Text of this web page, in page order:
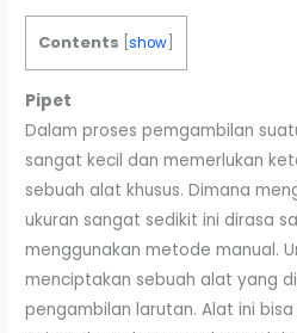
Contents [show
Pipet
Dalam proses pemgambilan
sangat kecil dan memerlukan
sebuah alat khusus. Dimana
ukuran sangat sedikit ini dirasa
menggunakan metode manual.
menciptakan sebuah alat yang
pengambilan larutan. Alat ini